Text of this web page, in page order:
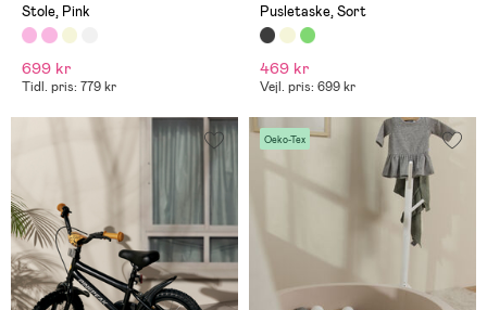
Stole, Pink
699 kr
Tidl. pris: 779 kr
Pusletaske, Sort
469 kr
Vejl. pris: 699 kr
Oeko-Tex